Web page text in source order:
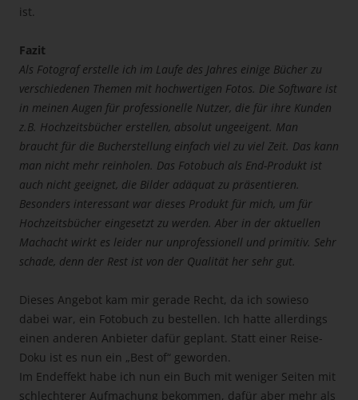
ist.
Fazit
Als Fotograf erstelle ich im Laufe des Jahres einige Bücher zu
verschiedenen Themen mit hochwertigen Fotos. Die Software ist
in meinen Augen für professionelle Nutzer, die für ihre Kunden
z.B. Hochzeitsbücher erstellen, absolut ungeeigent. Man
braucht für die Bucherstellung einfach viel zu viel Zeit. Das kann
man nicht mehr reinholen. Das Fotobuch als End-Produkt ist
auch nicht geeignet, die Bilder adäquat zu präsentieren.
Besonders interessant war dieses Produkt für mich, um für
Hochzeitsbücher eingesetzt zu werden. Aber in der aktuellen
Machacht wirkt es leider nur unprofessionell und primitiv. Sehr
schade, denn der Rest ist von der Qualität her sehr gut.
Dieses Angebot kam mir gerade Recht, da ich sowieso
dabei war, ein Fotobuch zu bestellen. Ich hatte allerdings
einen anderen Anbieter dafür geplant. Statt einer Reise-
Doku ist es nun ein „Best of“ geworden.
Im Endeffekt habe ich nun ein Buch mit weniger Seiten mit
schlechterer Aufmachung bekommen, dafür aber mehr als